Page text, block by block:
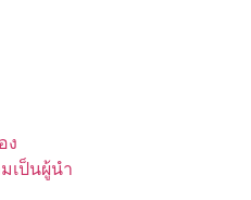
ง
เป็นผู้นำ